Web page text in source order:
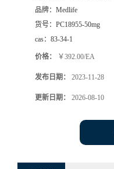
品牌： Medlife
货号： PC18955-50mg
cas： 83-34-1
价格： ￥392.00/EA
发布日期： 2023-11-28
更新日期： 2026-08-10